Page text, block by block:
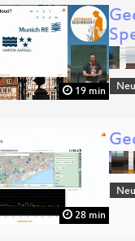
19 min
28 min